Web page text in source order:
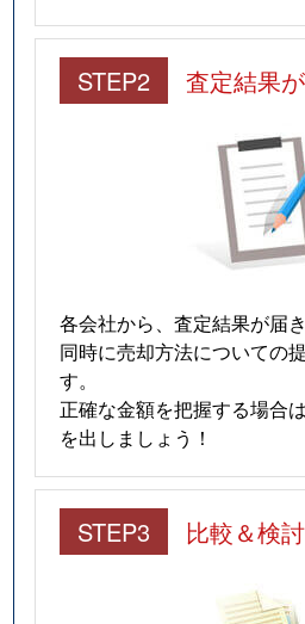
STEP2 査定結果
各会社から、査定結果が届き
同時に売却方法についての
す。
正確な金額を把握する場合
を出しましょう！
STEP3 比較＆検